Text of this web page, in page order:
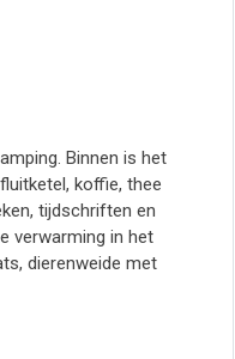
Binnen is het
koffie, thee
tijdschriften en
verwarming in het
dierenweide met